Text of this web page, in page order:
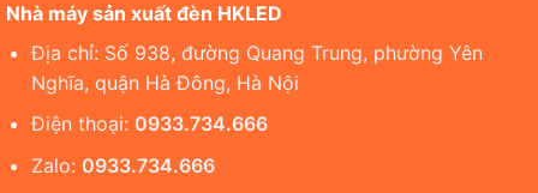
Nhà máy sản xuất đèn HKLED
Địa chỉ: Số 938, đường Quang Trung, phường Yên
Nghĩa, quận Hà Đông, Hà Nội
Điện thoại: 0933.734.666
Zalo: 0933.734.666